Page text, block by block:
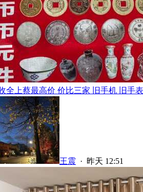
全上蔡最高价 价比三家 旧手机 旧手
王震 · 昨天 12:51